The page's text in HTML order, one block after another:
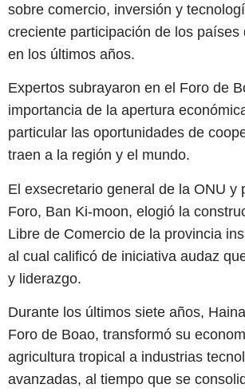
sobre comercio, inversión y
creciente participación de los países
en los últimos años.
Expertos subrayaron en el Foro de
importancia de la apertura
particular las oportunidades de
traen a la región y el mundo.
El exsecretario general de la ONU y
Foro, Ban Ki-moon, elogió la
Libre de Comercio de la provincia
al cual calificó de iniciativa audaz
y liderazgo.
Durante los últimos siete años,
Foro de Boao, transformó su
agricultura tropical a industrias
avanzadas, al tiempo que se